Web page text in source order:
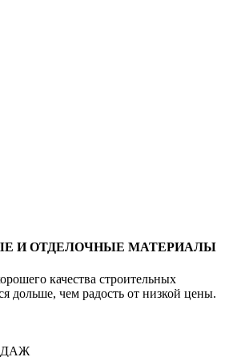
И ОТДЕЛОЧНЫЕ МАТЕРИАЛЫ
качества строительных
дольше, чем радость от низкой цены.